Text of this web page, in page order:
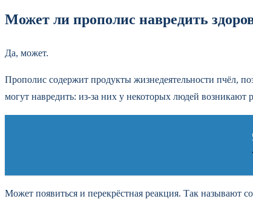
Может ли прополис навредить
Да, может.
Прополис содержит продукты жизнедеятельности пчёл,
могут навредить: из-за них у некоторых людей возникают
Может появиться и перекрёстная реакция. Так называют